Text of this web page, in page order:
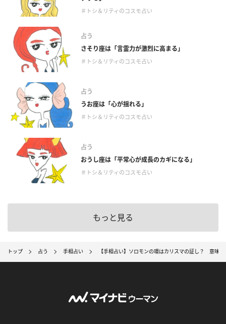
＃トシ＆リティのコスモ占い
占う
さそり座は「言霊力が激烈に高まる」
＃トシ＆リティのコスモ占い
占う
うお座は「心が揺れる」
＃トシ＆リティのコスモ占い
占う
おうし座は「平常心が成長のカギになる」
＃トシ＆リティのコスモ占い
もっと見る
トップ 占う 手相占い 【手相占い】ソロモンの環はカリスマの証し？ 意味